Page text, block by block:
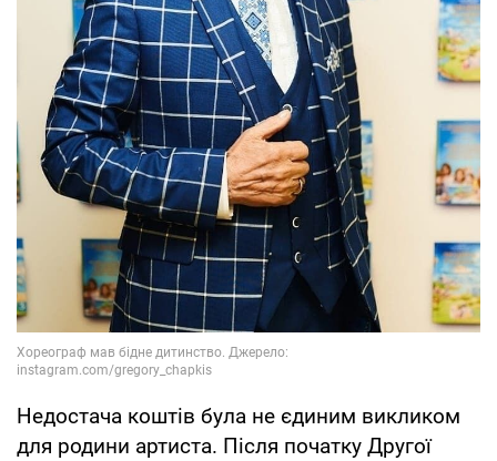
Недостача коштів була не єдиним викликом
для родини артиста. Після початку Другої